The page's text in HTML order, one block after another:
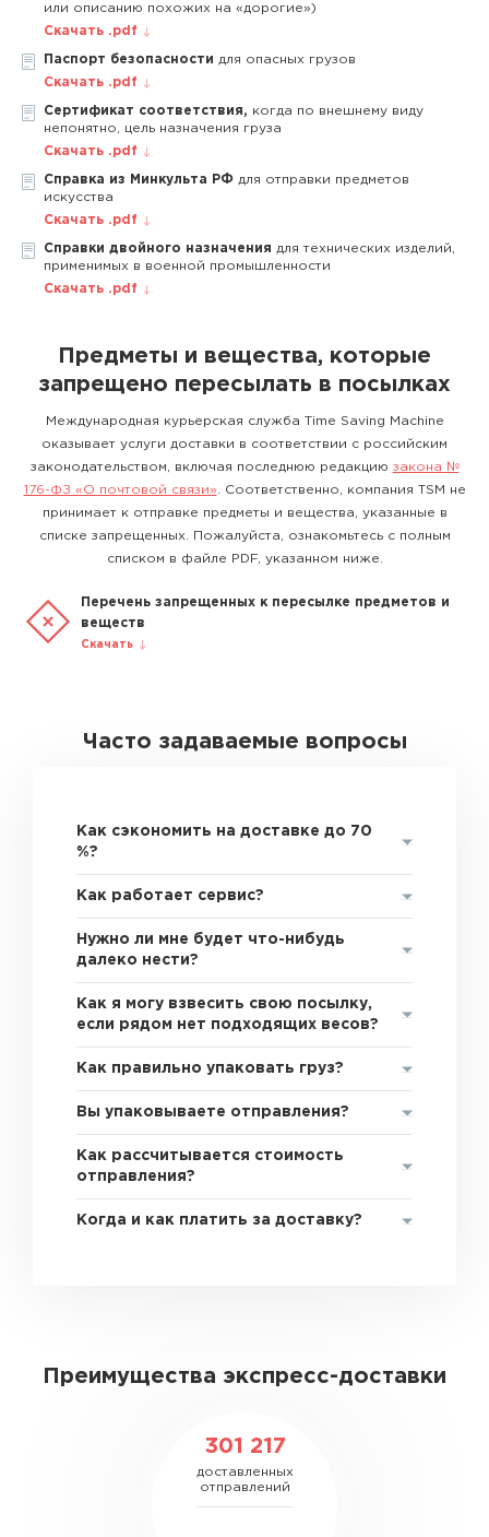
или описанию похожих на «дорогие»)
Скачать .pdf
Паспорт безопасности для опасных грузов
Скачать .pdf
Сертификат соответствия, когда по внешнему виду
непонятно, цель назначения груза
Скачать .pdf
Справка из Минкульта РФ для отправки предметов
искусства
Скачать .pdf
Справки двойного назначения для технических изделий,
применимых в военной промышленности
Скачать .pdf
Предметы и вещества, которые
запрещено пересылать в посылках
Международная курьерская служба Time Saving Machine
оказывает услуги доставки в соответствии с российским
законодательством, включая последнюю редакцию закона №
176-ФЗ «О почтовой связи» . Соответственно, компания TSM не
принимает к отправке предметы и вещества, указанные в
списке запрещенных. Пожалуйста, ознакомьтесь с полным
списком в файле PDF, указанном ниже.
Перечень запрещенных к пересылке предметов и
веществ
Скачать
Часто задаваемые вопросы
Как сэкономить на доставке до 70
%?
Как работает сервис?
Нужно ли мне будет что-нибудь
далеко нести?
Как я могу взвесить свою посылку,
если рядом нет подходящих весов?
Как правильно упаковать груз?
Вы упаковываете отправления?
Как рассчитывается стоимость
отправления?
Когда и как платить за доставку?
Преимущества экспресс-доставки
301 217
доставленных
отправлений